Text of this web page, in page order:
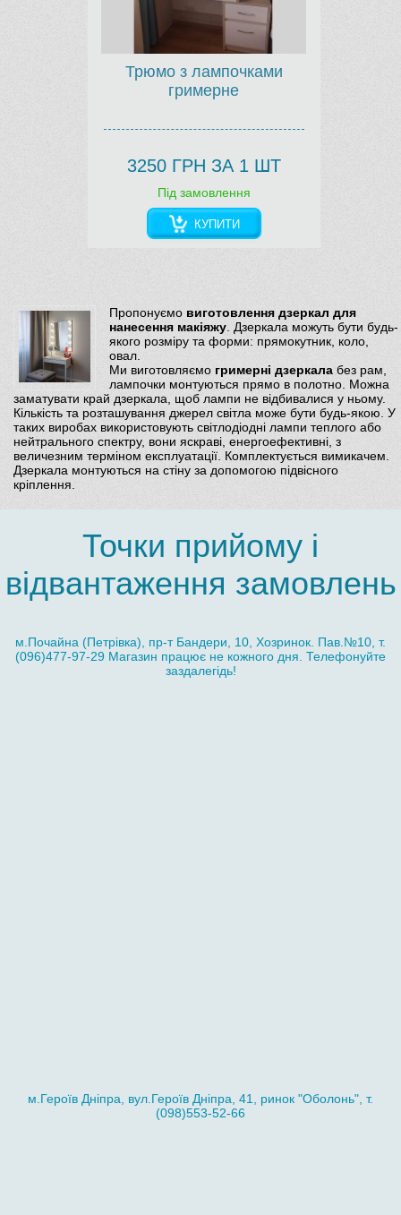
Трюмо з лампочками
гримерне
3250 ГРН ЗА 1 ШТ
Під замовлення
КУПИТИ
Пропонуємо виготовлення дзеркал для
нанесення макіяжу . Дзеркала можуть бути будь-
якого розміру та форми: прямокутник, коло,
овал.
Ми виготовляємо гримерні дзеркала без рам,
лампочки монтуються прямо в полотно. Можна
заматувати край дзеркала, щоб лампи не відбивалися у ньому.
Кількість та розташування джерел світла може бути будь-якою. У
таких виробах використовують світлодіодні лампи теплого або
нейтрального спектру, вони яскраві, енергоефективні, з
величезним терміном експлуатації. Комплектується вимикачем.
Дзеркала монтуються на стіну за допомогою підвісного
кріплення.
Точки прийому і
відвантаження замовлень
м.Почайна (Петрівка), пр-т Бандери, 10, Хозринок. Пав.№10, т.
(096)477-97-29 Магазин працює не кожного дня. Телефонуйте
заздалегідь!
м.Героїв Дніпра, вул.Героїв Дніпра, 41, ринок "Оболонь", т.
(098)553-52-66